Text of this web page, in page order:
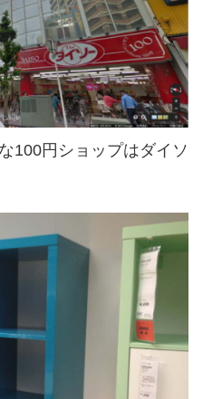
100円ショップはダイソ